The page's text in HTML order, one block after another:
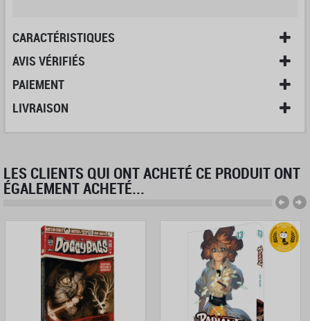
CARACTÉRISTIQUES
AVIS VÉRIFIÉS
PAIEMENT
LIVRAISON
LES CLIENTS QUI ONT ACHETÉ CE PRODUIT ONT
ÉGALEMENT ACHETÉ...